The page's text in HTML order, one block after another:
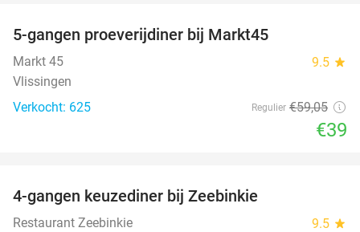
5-gangen proeverijdiner bij Markt45
Markt 45 9.5 star
Vlissingen
Verkocht: 625
Regulier €59,05
€39
4-gangen keuzediner bij Zeebinkie
Restaurant Zeebinkie 9.5 star